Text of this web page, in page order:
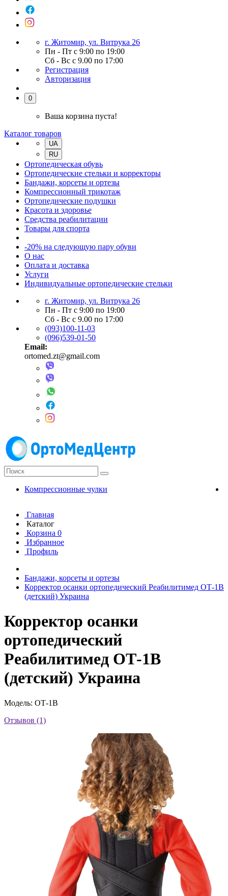
г. Житомир, ул. Витрука 26
Пн - Пт с 9:00 по 19:00
Сб - Вс с 9.00 по 17:00
Регистрация
Авторизация
0
Ваша корзина пуста!
Каталог товаров
UA
RU
Ортопедическая обувь
Ортопедические стельки и корректоры
Бандажи, корсеты и ортезы
Компрессионный трикотаж
Ортопедические подушки
Красота и здоровье
Средства реабилитации
Товары для спорта
-20% на следующую пару обуви
О нас
Оплата и доставка
Услуги
Индивидуальные ортопедические стельки
г. Житомир, ул. Витрука 26
Пн - Пт с 9:00 по 19:00
Сб - Вс с 9.00 по 17:00
(093)100-11-03
(096)539-01-50
Email:
ortomed.zt@gmail.com
Компрессионные чулки
Главная
Каталог
Корзина 0
Избранное
Профиль
Бандажи, корсеты и ортезы
Корректор осанки ортопедический Реабилитимед ОТ-1В
(детский) Украина
Корректор осанки
ортопедический
Реабилитимед ОТ-1В
(детский) Украина
Модель: ОТ-1В
Отзывов (1)